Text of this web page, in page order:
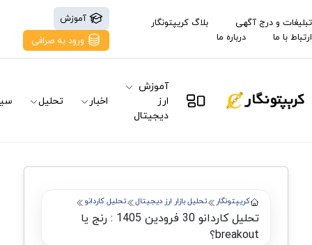
تبلیغات و درج آگهی
بلاگ کریپتونگار
ارتباط با ما
درباره ما
آموزش
ورود به صرافی
آموزش
ارز
دیجیتال
اخبار تحلیل
کریپتونگار تحلیل بازار ارز دیجیتال تحلیل کاردانو
تحلیل کاردانو 30 فرودین 1405 : رنج یا
breakout؟